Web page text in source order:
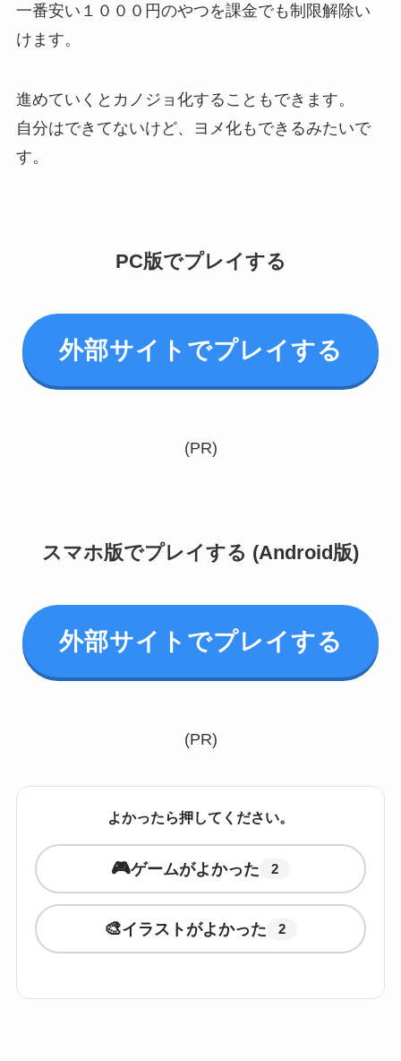
一番安い１０００円のやつを課金でも制限解除い
けます。
進めていくとカノジョ化することもできます。
自分はできてないけど、ヨメ化もできるみたいで
す。
PC版でプレイする
外部サイトでプレイする
(PR)
スマホ版でプレイする (Android版)
外部サイトでプレイする
(PR)
よかったら押してください。
🎮ゲームがよかった 2
🎨イラストがよかった 2